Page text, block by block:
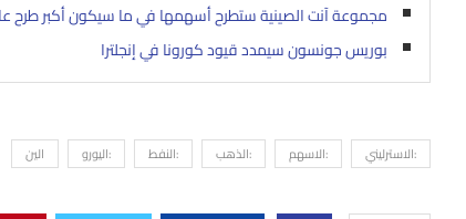
مجموعة آنت الصينية ستطرح أسهمها في ما سيكون أكبر طرح
بوريس جونسون سيمدد قيود كورونا في إنجلترا
:الاسترليني :الاسهم :الذهب :النفط :اليورو الين